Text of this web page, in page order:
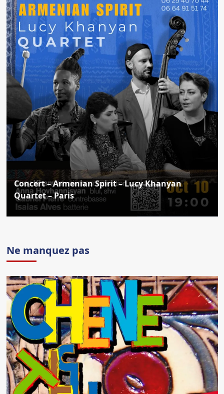
Concert – Armenian Spirit – Lucy Khanyan
Quartet – Paris
Ne manquez pas